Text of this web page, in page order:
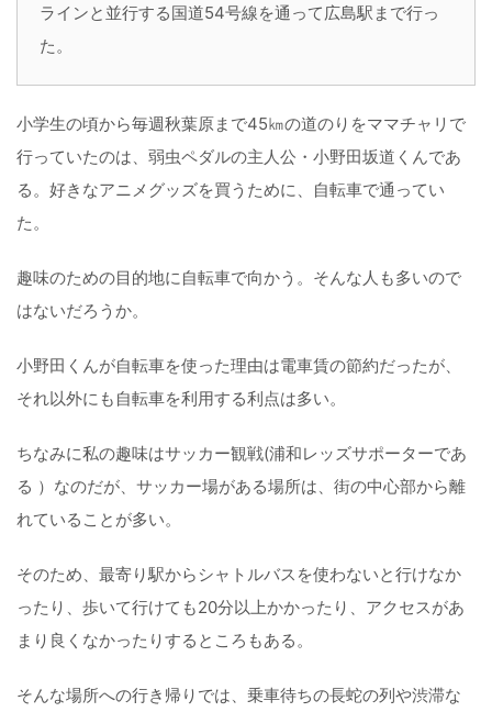
ラインと並行する国道54号線を通って広島駅まで行っ
た。
小学生の頃から毎週秋葉原まで45㎞の道のりをママチャリで
行っていたのは、弱虫ペダルの主人公・小野田坂道くんであ
る。好きなアニメグッズを買うために、自転車で通ってい
た。
趣味のための目的地に自転車で向かう。そんな人も多いので
はないだろうか。
小野田くんが自転車を使った理由は電車賃の節約だったが、
それ以外にも自転車を利用する利点は多い。
ちなみに私の趣味はサッカー観戦(浦和レッズサポーターであ
る ）なのだが、サッカー場がある場所は、街の中心部から離
れていることが多い。
そのため、最寄り駅からシャトルバスを使わないと行けなか
ったり、歩いて行けても20分以上かかったり、アクセスがあ
まり良くなかったりするところもある。
そんな場所への行き帰りでは、乗車待ちの長蛇の列や渋滞な